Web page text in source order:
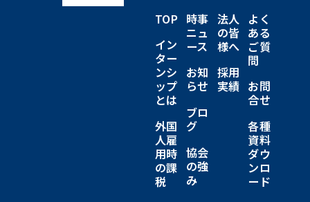
TOP
イン
ター
ンシ
ップ
とは
外国
人雇
用時
の課
税
時事
ニュ
ース
お知
らせ
ブロ
グ
協会
の強
み
法人
の皆
様へ
採用
実績
よく
ある
ご質
問
お問
合せ
各種
資料
ダウ
ンロ
ード